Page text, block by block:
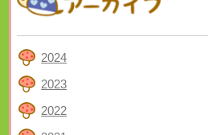
2024
2023
2022